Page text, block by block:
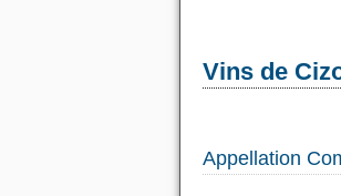
Vins de
Appellation